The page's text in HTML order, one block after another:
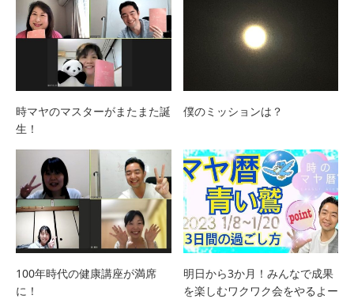
時マヤのマスターがまたまた誕
生！
僕のミッションは？
100年時代の健康講座が満席
に！
明日から3か月！みんなで成果
を楽しむワクワク会をやるよー